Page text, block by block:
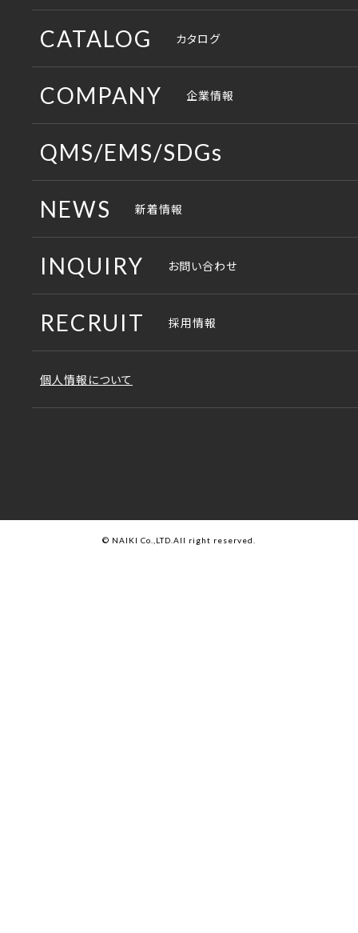
ワークスペース
収納スペース
役員・応接スペース
ロビースペース
製造現場
CATALOG カタログ
総合カタログ
製品パンフレット
その他のパンフレット
COMPANY 企業情報
コンセプト
生産部門
販売部門
沿革
QMS/EMS/SDGs
QMS
SDGs
NEWS 新着情報
INQUIRY お問い合わせ
各事業所の地図
補修部品の注文
RECRUIT 採用情報
個人情報について
© NAIKI Co.,LTD.All right reserved.